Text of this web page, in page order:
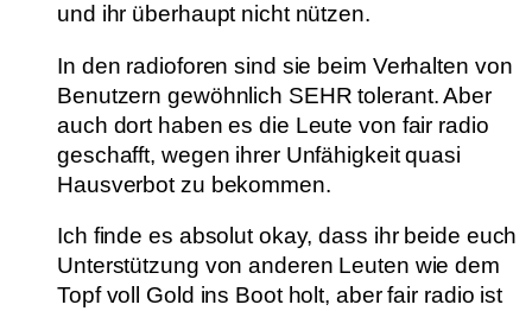
und ihr überhaupt nicht nützen.
In den radioforen sind sie beim Verhalten von
Benutzern gewöhnlich SEHR tolerant. Aber
auch dort haben es die Leute von fair radio
geschafft, wegen ihrer Unfähigkeit quasi
Hausverbot zu bekommen.
Ich finde es absolut okay, dass ihr beide euch
Unterstützung von anderen Leuten wie dem
Topf voll Gold ins Boot holt, aber fair radio ist